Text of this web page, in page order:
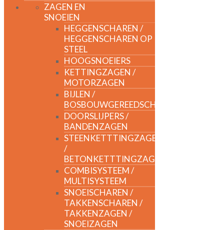
ZAGEN EN
SNOEIEN
HEGGENSCHAREN /
HEGGENSCHAREN OP
STEEL
HOOGSNOEIERS
KETTINGZAGEN /
MOTORZAGEN
BIJLEN /
BOSBOUWGEREEDSCHAP
DOORSLIJPERS /
BANDENZAGEN
STEENKETTTINGZAGEN
/
BETONKETTTINGZAGEN
COMBISYSTEEM /
MULTISYSTEEM
SNOEISCHAREN /
TAKKENSCHAREN /
TAKKENZAGEN /
SNOEIZAGEN